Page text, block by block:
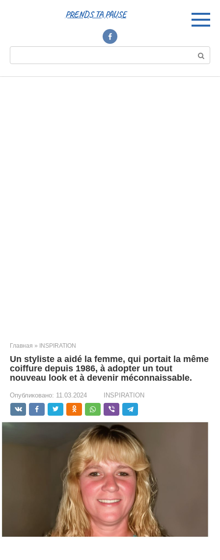
PRENDS TA PAUSE
Главная » INSPIRATION
Un styliste a aidé la femme, qui portait la même
coiffure depuis 1986, à adopter un tout
nouveau look et à devenir méconnaissable.
Опубликовано: 11.03.2024 INSPIRATION